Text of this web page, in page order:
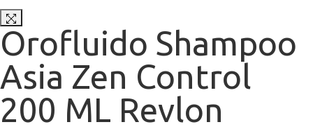
Orofluido Shampoo
Asia Zen Control
200 ML Revlon